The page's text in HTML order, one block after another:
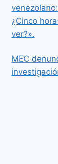
¿Cinco
ver?».
MEC